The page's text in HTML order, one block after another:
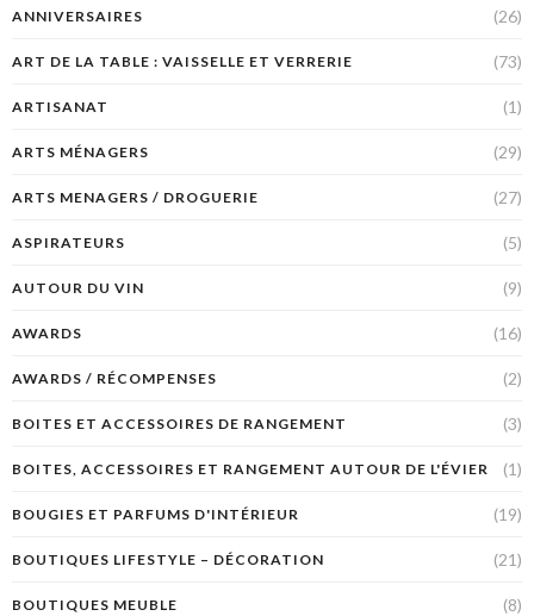
ANNIVERSAIRES (26)
ART DE LA TABLE : VAISSELLE ET VERRERIE (73)
ARTISANAT (1)
ARTS MÉNAGERS (29)
ARTS MENAGERS / DROGUERIE (27)
ASPIRATEURS (5)
AUTOUR DU VIN (9)
AWARDS (16)
AWARDS / RÉCOMPENSES (2)
BOITES ET ACCESSOIRES DE RANGEMENT (3)
BOITES, ACCESSOIRES ET RANGEMENT AUTOUR DE L'ÉVIER (1)
BOUGIES ET PARFUMS D'INTÉRIEUR (19)
BOUTIQUES LIFESTYLE – DÉCORATION (21)
BOUTIQUES MEUBLE (8)